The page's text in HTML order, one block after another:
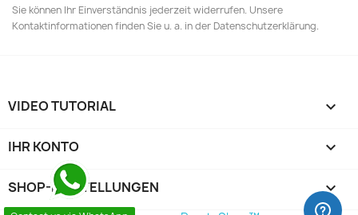
Sie können Ihr Einverständnis jederzeit widerrufen. Unsere
Kontaktinformationen finden Sie u. a. in der Datenschutzerklärung.
VIDEO TUTORIAL 
IHR KONTO 
SHOP-EINSTELLUNGEN keyboard_arrow_down